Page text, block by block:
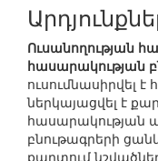
Ուսանողության
հասարակության
ուսումնասիրվել
ներկայացվել է
հասարակության
բնութագրերի
քարտում